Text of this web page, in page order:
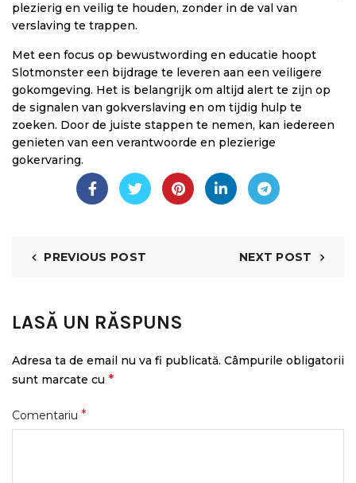
plezierig en veilig te houden, zonder in de val van
verslaving te trappen.
Met een focus op bewustwording en educatie hoopt
Slotmonster een bijdrage te leveren aan een veiligere
gokomgeving. Het is belangrijk om altijd alert te zijn op
de signalen van gokverslaving en om tijdig hulp te
zoeken. Door de juiste stappen te nemen, kan iedereen
genieten van een verantwoorde en plezierige
gokervaring.
PREVIOUS POST NEXT POST
LASĂ UN RĂSPUNS
Adresa ta de email nu va fi publicată. Câmpurile obligatorii
sunt marcate cu *
Comentariu *